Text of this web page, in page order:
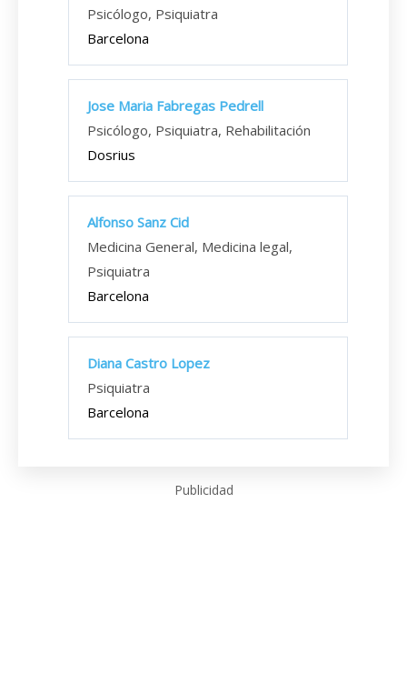
Psicólogo, Psiquiatra
Barcelona
Jose Maria Fabregas Pedrell
Psicólogo, Psiquiatra, Rehabilitación
Dosrius
Alfonso Sanz Cid
Medicina General, Medicina legal,
Psiquiatra
Barcelona
Diana Castro Lopez
Psiquiatra
Barcelona
Publicidad